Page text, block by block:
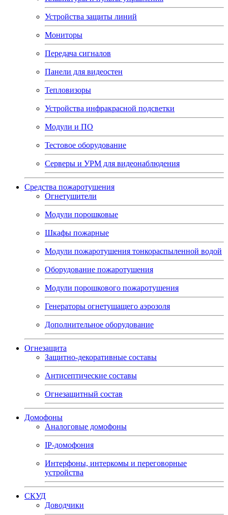
Устройства защиты линий
Мониторы
Передача сигналов
Панели для видеостен
Тепловизоры
Устройства инфракрасной подсветки
Модули и ПО
Тестовое оборудование
Серверы и УРМ для видеонаблюдения
Средства пожаротушения
Огнетушители
Модули порошковые
Шкафы пожарные
Модули пожаротушения тонкораспыленной водой
Оборудование пожаротушения
Модули порошкового пожаротушения
Генераторы огнетушащего аэрозоля
Дополнительное оборудование
Огнезащита
Защитно-декоративные составы
Антисептические составы
Огнезащитный состав
Домофоны
Аналоговые домофоны
IP-домофония
Интерфоны, интеркомы и переговорные
устройства
СКУД
Доводчики